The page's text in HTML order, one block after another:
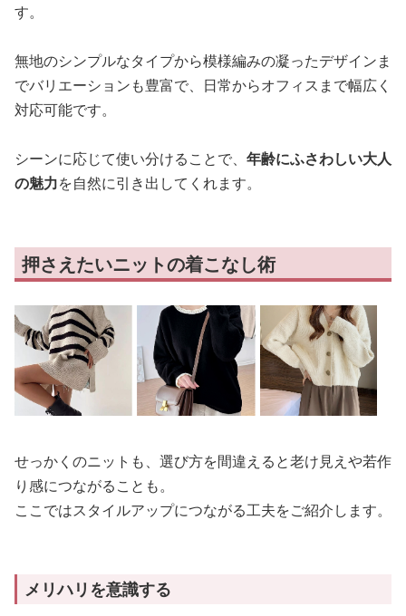
す。
無地のシンプルなタイプから模様編みの凝ったデザインま
でバリエーションも豊富で、日常からオフィスまで幅広く
対応可能です。
シーンに応じて使い分けることで、 年齢にふさわしい大人
の魅力を自然に引き出してくれます。
押さえたいニットの着こなし術
せっかくのニットも、選び方を間違えると老け見えや若作
り感につながることも。
ここではスタイルアップにつながる工夫をご紹介します。
メリハリを意識する